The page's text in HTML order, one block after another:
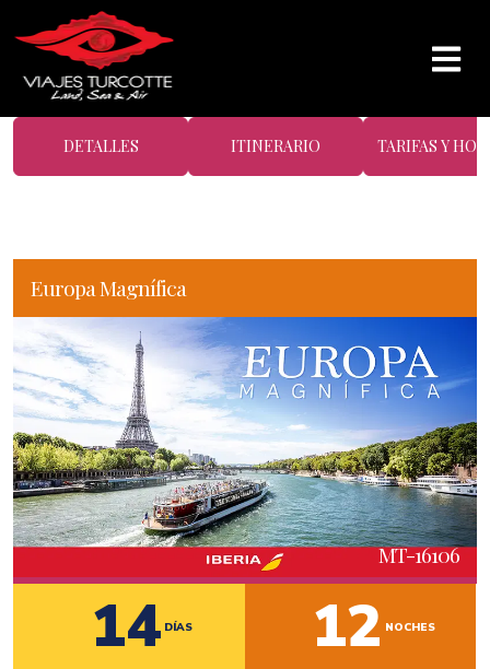
DETALLES ITINERARIO TARIFAS Y
Europa Magnífica
MT-16106
14 DÍAS 12 NOCHES